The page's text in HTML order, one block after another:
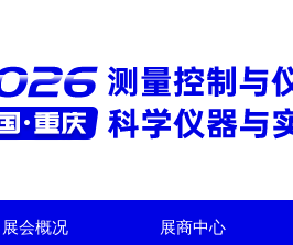
展会概况 展商中心